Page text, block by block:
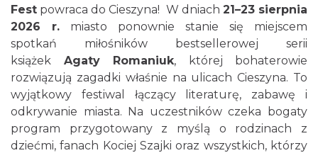
Cieszyn
2026-08-21
1.62 km
Fest powraca do Cieszyna! W dniach 21–23 sierpnia
2026 r. miasto ponownie stanie się miejscem
spotkań miłośników bestsellerowej serii
książek Agaty Romaniuk, której bohaterowie
rozwiązują zagadki właśnie na ulicach Cieszyna. To
wyjątkowy festiwal łączący literaturę, zabawę i
odkrywanie miasta. Na uczestników czeka bogaty
program przygotowany z myślą o rodzinach z
dziećmi, fanach Kociej Szajki oraz wszystkich, którzy